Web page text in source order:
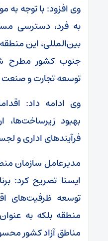
وی افزود: با توجه به
به فرد، دسترسی
بین‌المللی، این
جنوب کشور مطرح
توسعه تجارت و صنعت
وی ادامه داد:
بهبود زیرساخت‌ها،
فرآیندهای اداری و
مدیرعامل سازمان
ایسنا تصریح کرد:
توسعه ظرفیت‌های
منطقه بلکه به
مناطق آزاد کشور